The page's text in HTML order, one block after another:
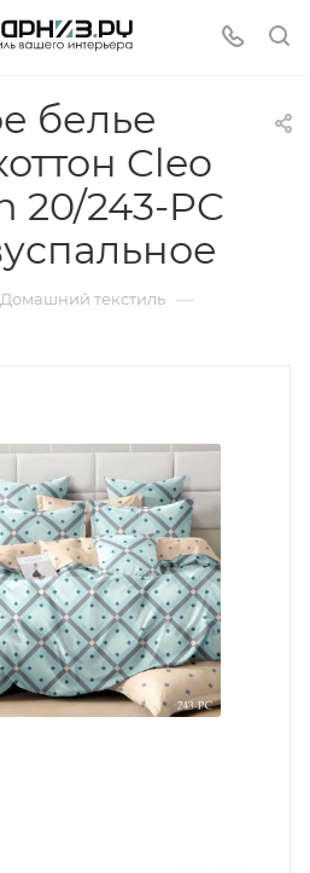
белье
Cleo
20/243-PC
Домашний текстиль —